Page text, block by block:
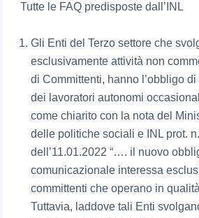
Tutte le FAQ predisposte dall’INL
Gli Enti del Terzo settore che
esclusivamente attività non
di Committenti, hanno l’obbligo
dei lavoratori autonomi
come chiarito con la nota del
delle politiche sociali e INL prot.
dell’11.01.2022 “…. il nuovo
comunicazionale interessa
committenti che operano in
Tuttavia, laddove tali Enti